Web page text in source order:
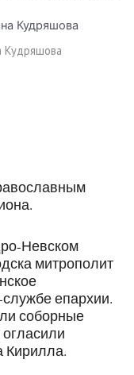
Кудряшова
Невском
митрополит
епархии.
соборные
Кирилла.